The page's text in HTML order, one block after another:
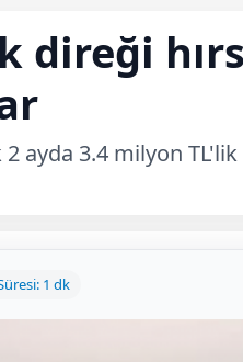
3.4 milyon TL'lik
1 dk